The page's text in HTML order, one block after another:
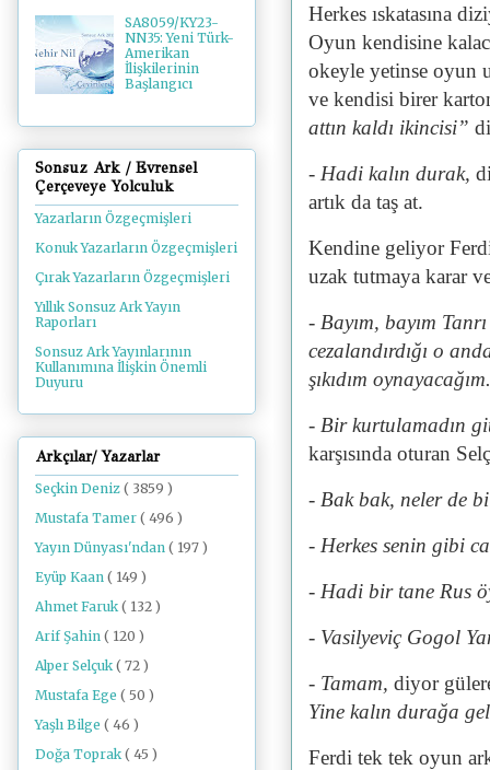
Herkes ıskatasına
Oyun kendisine
okeyle yetinse oyun
ve kendisi birer
attın kaldı ikincisi”
- Hadi kalın durak,
artık da taş at.
Kendine geliyor
uzak tutmaya karar
- Bayım, bayım
cezalandırdığı o
şıkıdım oynayacağım.
- Bir kurtulamadın
karşısında oturan
- Bak bak, neler de
- Herkes senin gibi
- Hadi bir tane Rus
- Vasilyeviç Gogol
- Tamam, diyor
Yine kalın durağa
Ferdi tek tek oyun
SA8059/KY23-
NN35: Yeni Türk-
Amerikan
İlişkilerinin
Başlangıcı
Sonsuz Ark / Evrensel
Çerçeveye Yolculuk
Yazarların Özgeçmişleri
Konuk Yazarların Özgeçmişleri
Çırak Yazarların Özgeçmişleri
Yıllık Sonsuz Ark Yayın
Raporları
Sonsuz Ark Yayınlarının
Kullanımına İlişkin Önemli
Duyuru
Arkçılar/ Yazarlar
Seçkin Deniz ( 3859 )
Mustafa Tamer ( 496 )
Yayın Dünyası'ndan ( 197 )
Eyüp Kaan ( 149 )
Ahmet Faruk ( 132 )
Arif Şahin ( 120 )
Alper Selçuk ( 72 )
Mustafa Ege ( 50 )
Yaşlı Bilge ( 46 )
Doğa Toprak ( 45 )